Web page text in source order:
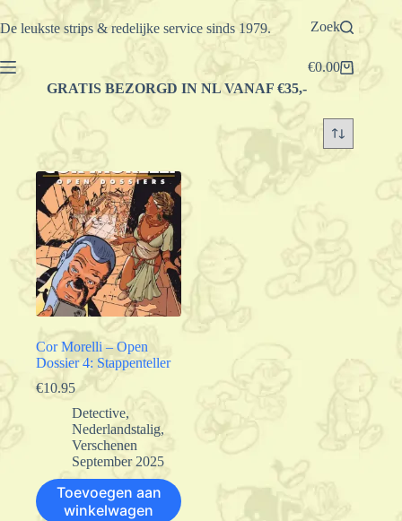
Ga
naar
De leukste strips & redelijke service sinds 1979. Zoek
Winkelwagen
€0.00
GRATIS BEZORGD IN NL VANAF €35,-
Cor Morelli – Open
Dossier 4: Stappenteller
€10.95
Detective,
Nederlandstalig,
Verschenen
September 2025
Toevoegen aan
winkelwagen